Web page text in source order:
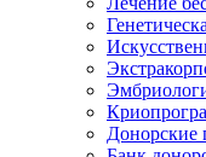
Донорские